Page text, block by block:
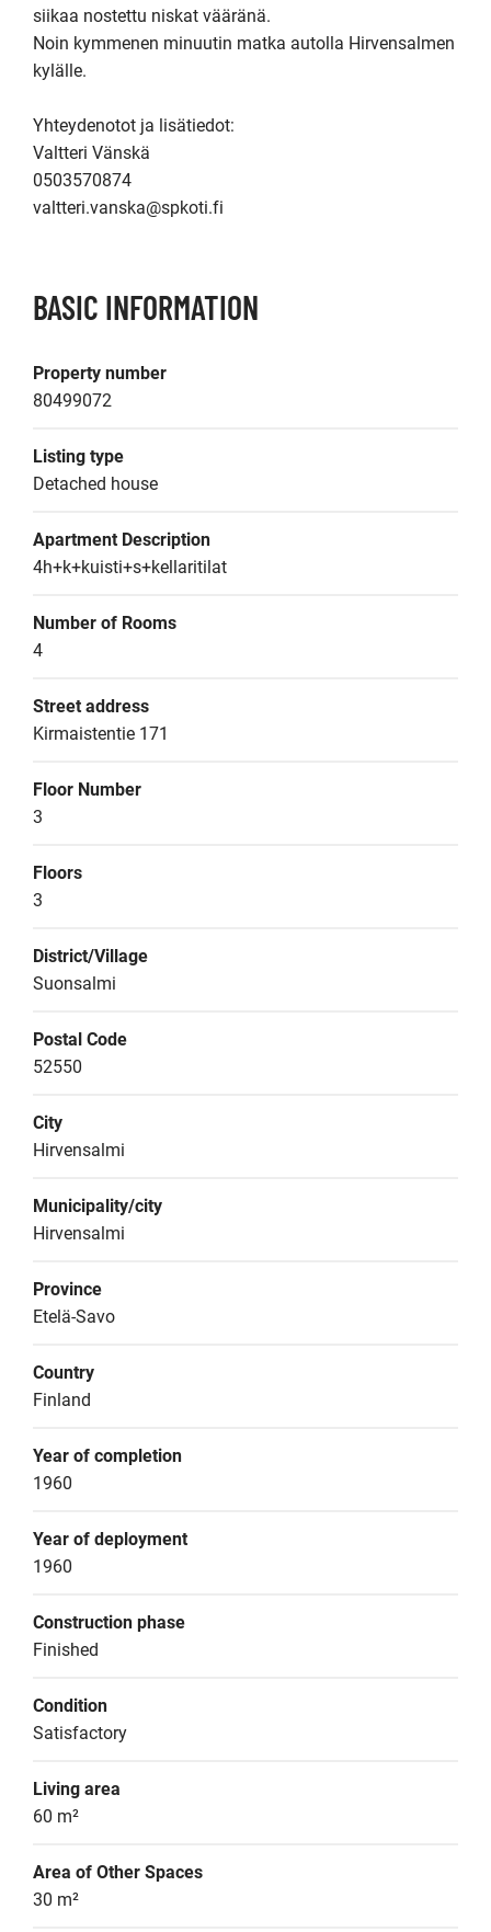
siikaa nostettu niskat vääränä.
Noin kymmenen minuutin matka autolla Hirvensalmen
kylälle.
Yhteydenotot ja lisätiedot:
Valtteri Vänskä
0503570874
valtteri.vanska@spkoti.fi
BASIC INFORMATION
Property number
80499072
Listing type
Detached house
Apartment Description
4h+k+kuisti+s+kellaritilat
Number of Rooms
4
Street address
Kirmaistentie 171
Floor Number
3
Floors
3
District/Village
Suonsalmi
Postal Code
52550
City
Hirvensalmi
Municipality/city
Hirvensalmi
Province
Etelä-Savo
Country
Finland
Year of completion
1960
Year of deployment
1960
Construction phase
Finished
Condition
Satisfactory
Living area
60 m²
Area of Other Spaces
30 m²